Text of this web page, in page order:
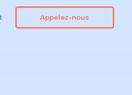
Appelez-nous